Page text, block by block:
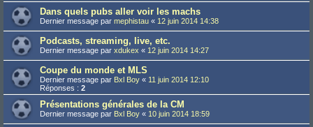
Dans quels pubs aller voir les machs
Dernier message par mephistau « 12 juin 2014 14:38
Podcasts, streaming, live, etc.
Dernier message par xdukex « 12 juin 2014 14:27
Coupe du monde et MLS
Dernier message par Bxl Boy « 11 juin 2014 12:10
Réponses : 2
Présentations générales de la CM
Dernier message par Bxl Boy « 10 juin 2014 18:59